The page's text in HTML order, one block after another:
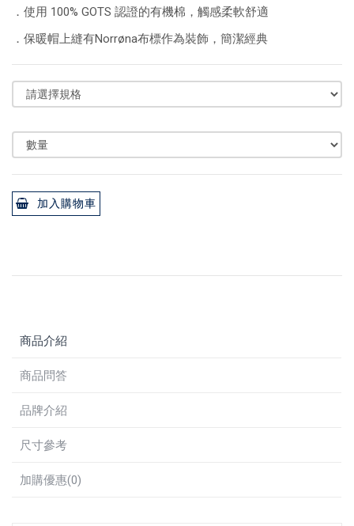
．使用 100% GOTS 認證的有機棉，觸感柔軟舒適
． 保暖帽上縫有Norrøna布標作為裝飾，簡潔經典
加入購物車
商品介紹
商品問答
品牌介紹
尺寸參考
加購優惠(0)